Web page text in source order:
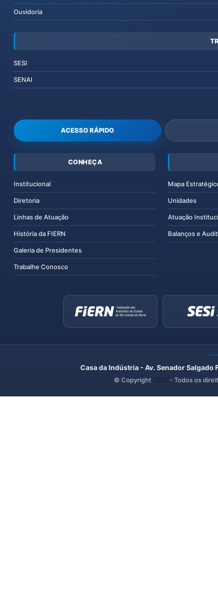
Ouvidoria
SESI
SENAI
ACESSO RÁPIDO
CONHEÇA
Institucional
Diretoria
Linhas de Atuação
História da FIERN
Galeria de Presidentes
Trabalhe Conosco
Mapa
Unidades
Atuação
Balanços e
Casa da Indústria - Av. Senador
© Copyright 2026 - Todos os